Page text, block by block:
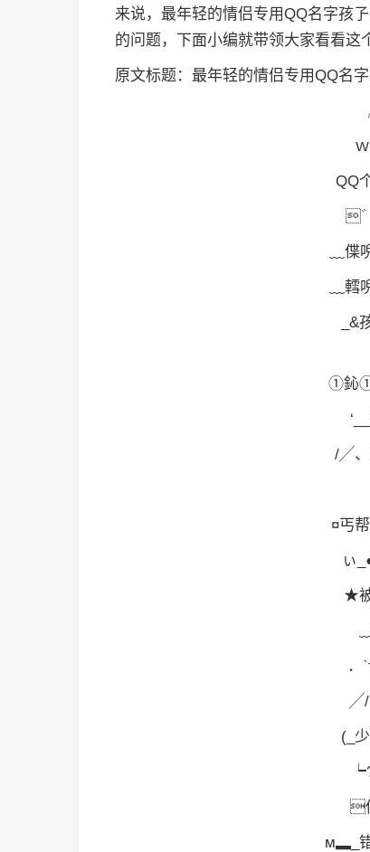
来说，最年轻的情侣专用QQ名字孩
的问题，下面小编就带领大家看看这
原文标题：最年轻的情侣专用QQ名
QQ

﹏偞
﹏轌
_&
①鈊
/╱、
¤丐
ぃ
★
．
╱/
(_

м▂_